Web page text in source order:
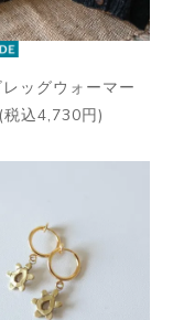
ッグウォーマー
込4,730円)